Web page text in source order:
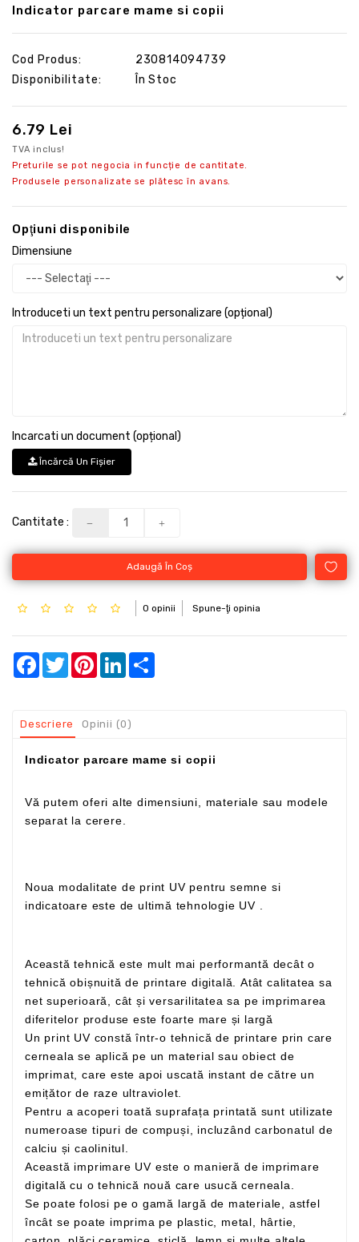
Indicator parcare mame si copii
Cod Produs:
230814094739
Disponibilitate:
În Stoc
6.79 Lei
TVA inclus!
Preturile se pot negocia in funcție de cantitate.
Produsele personalizate se plătesc în avans.
Opţiuni disponibile
Dimensiune
Introduceti un text pentru personalizare (opțional)
Incarcati un document (opțional)
Încărcă Un Fişier
Cantitate :
Adaugă În Coş
0 opinii Spune-ţi opinia
Facebook
TwitterPinterestLinkedIn
Descriere Opinii (0)
Indicator parcare mame si copii
Vă putem oferi alte dimensiuni, materiale sau modele
separat la cerere.
Noua modalitate de print UV pentru semne si
indicatoare este de ultimă tehnologie UV .
Această tehnică este mult mai performantă decât o
tehnică obișnuită de printare digitală. Atât calitatea sa
net superioară, cât și versarilitatea sa pe imprimarea
diferitelor produse este foarte mare și largă
Un print UV constă într-o tehnică de printare prin care
cerneala se aplică pe un material sau obiect de
imprimat, care este apoi uscată instant de către un
emițător de raze ultraviolet.
Pentru a acoperi toată suprafața printată sunt utilizate
numeroase tipuri de compuși, incluzând carbonatul de
calciu și caolinitul.
Această imprimare UV este o manieră de imprimare
digitală cu o tehnică nouă care usucă cerneala.
Se poate folosi pe o gamă largă de materiale, astfel
încât se poate imprima pe plastic, metal, hârtie,